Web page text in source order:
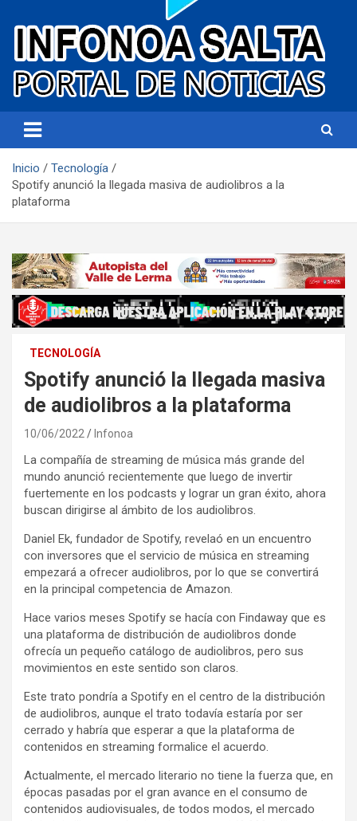
Infonoa Salta
Inicio
Tecnología
Spotify anunció la llegada masiva de audiolibros a la
plataforma
TECNOLOGÍA
Spotify anunció la llegada masiva
de audiolibros a la plataforma
10/06/2022 Infonoa
La compañía de streaming de música más grande del
mundo anunció recientemente que luego de invertir
fuertemente en los podcasts y lograr un gran éxito, ahora
buscan dirigirse al ámbito de los audiolibros.
Daniel Ek, fundador de Spotify, revelaó en un encuentro
con inversores que el servicio de música en streaming
empezará a ofrecer audiolibros, por lo que se convertirá
en la principal competencia de Amazon.
Hace varios meses Spotify se hacía con Findaway que es
una plataforma de distribución de audiolibros donde
ofrecía un pequeño catálogo de audiolibros, pero sus
movimientos en este sentido son claros.
Este trato pondría a Spotify en el centro de la distribución
de audiolibros, aunque el trato todavía estaría por ser
cerrado y habría que esperar a que la plataforma de
contenidos en streaming formalice el acuerdo.
Actualmente, el mercado literario no tiene la fuerza que, en
épocas pasadas por el gran avance en el consumo de
contenidos audiovisuales, de todos modos, el mercado